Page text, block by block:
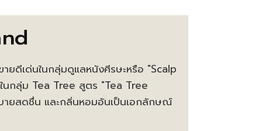
ยดีเด่นในกลุ่มดูแลหนังศีรษะหรือ "Scalp
กลุ่ม Tea Tree สูตร "Tea Tree
ายสดชื่น และกลิ่นหอมอันเป็นเอกลักษณ์